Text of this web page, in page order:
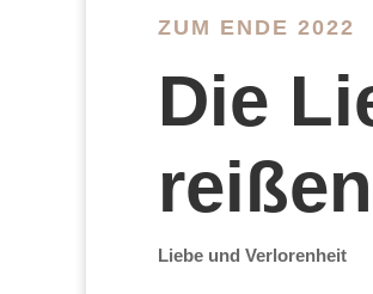
ZUM ENDE 2022
Die
Liebe und Verlorenheit